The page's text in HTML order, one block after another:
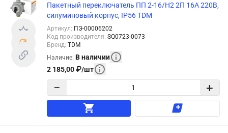
Пакетный переключатель ПП 2-16/Н2 2П 16А 220В,
силуминовый корпус, IP56 TDM
Артикул: ПЭ-00006202
Код производителя: SQ0723-0073
Бренд: TDM
Наличие: В наличии
2 185,00 ₽/шт
− +